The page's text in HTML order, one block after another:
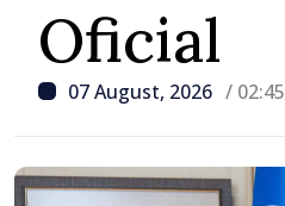
Oficial
07 August, 2026 / 02:45